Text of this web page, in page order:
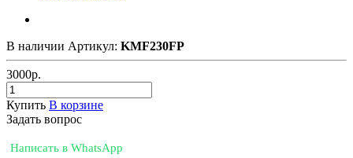
В наличии Артикул: KMF230FP
3000р.
Купить В корзине
Задать вопрос
Написать в WhatsApp